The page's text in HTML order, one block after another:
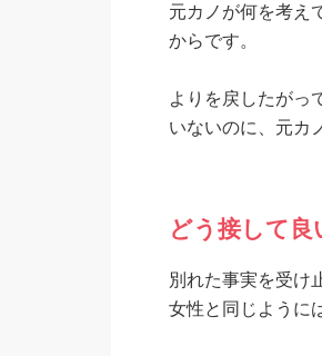
元カノが何を考え
からです。
よりを戻したがっ
いないのに、元カ
どう接して
別れた事実を受け
女性と同じように